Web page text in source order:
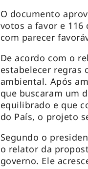
O documento
votos a favor e 116
com parecer
De acordo com o
estabelecer regras
ambiental. Após
que buscaram um
equilibrado e que
do País, o projeto
Segundo o
o relator da
governo. Ele